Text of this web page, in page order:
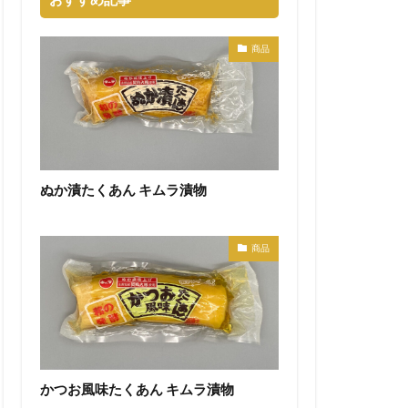
商品
ぬか漬たくあん キムラ漬物
商品
かつお風味たくあん キムラ漬物